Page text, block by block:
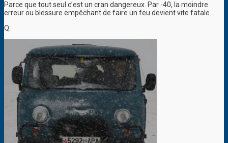
Parce que tout seul c’est un cran dangereux. Par -40, la moindre
erreur ou blessure empêchant de faire un feu devient vite fatale…
Q.